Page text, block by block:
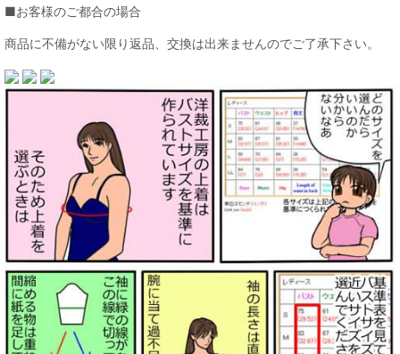
■お客様のご都合の場合
商品に不備がない限り返品、交換は出来ませんのでご了承下さい。